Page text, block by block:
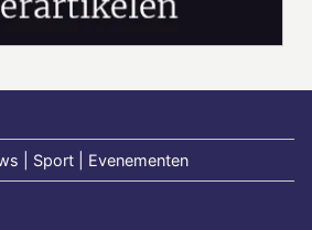
| Sport | Evenementen